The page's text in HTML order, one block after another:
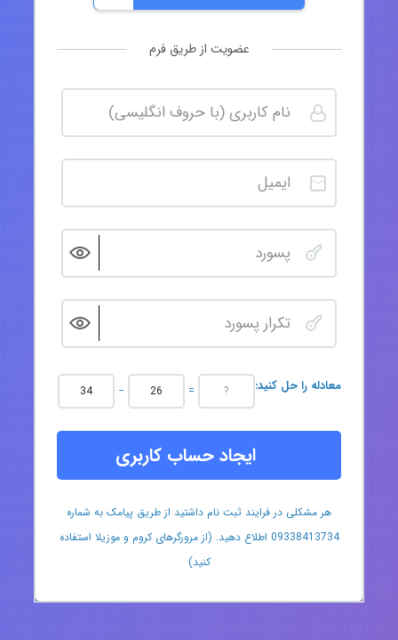
عضویت از طریق فرم
:معادله را حل کنید − =
ایجاد حساب کاربری
هر مشکلی در فرایند ثبت نام داشتید از طریق پیامک به شماره
09338413734 اطلاع دهید. (از مرورگرهای کروم و موزیلا استفاده
کنید)